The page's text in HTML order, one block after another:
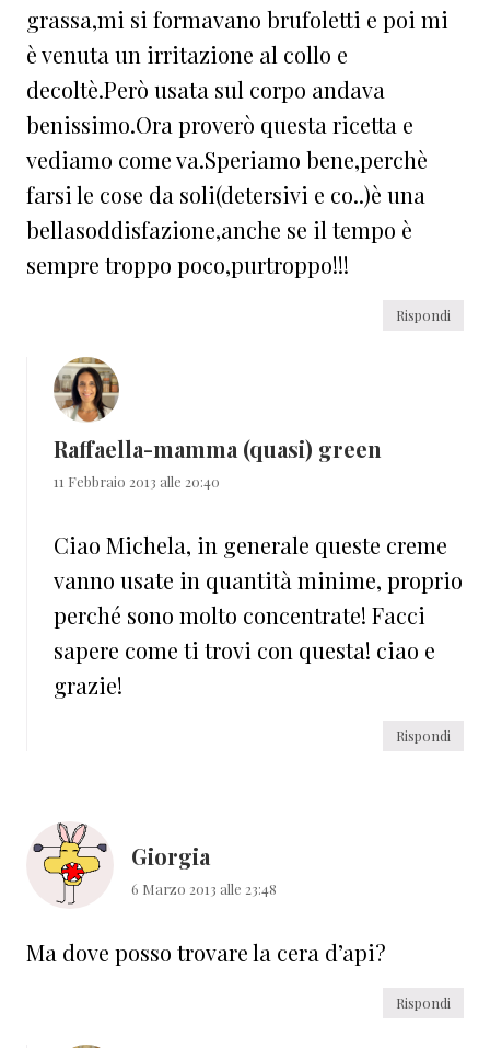
grassa,mi si formavano brufoletti e poi mi
è venuta un irritazione al collo e
decoltè.Però usata sul corpo andava
benissimo.Ora proverò questa ricetta e
vediamo come va.Speriamo bene,perchè
farsi le cose da soli(detersivi e co..)è una
bellasoddisfazione,anche se il tempo è
sempre troppo poco,purtroppo!!!
Rispondi
Raffaella-mamma (quasi) green
11 Febbraio 2013 alle 20:40
Ciao Michela, in generale queste creme
vanno usate in quantità minime, proprio
perché sono molto concentrate! Facci
sapere come ti trovi con questa! ciao e
grazie!
Rispondi
Giorgia
6 Marzo 2013 alle 23:48
Ma dove posso trovare la cera d’api?
Rispondi